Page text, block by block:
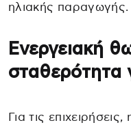
ηλιακής παραγωγής.
Ενεργειακή
σταθερότητα
Για τις